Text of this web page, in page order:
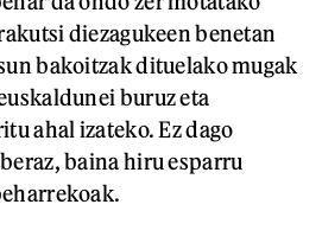
diezagukeen benetan
bakoitzak dituelako mugak
buruz eta
ahal izateko. Ez dago
baina hiru esparru